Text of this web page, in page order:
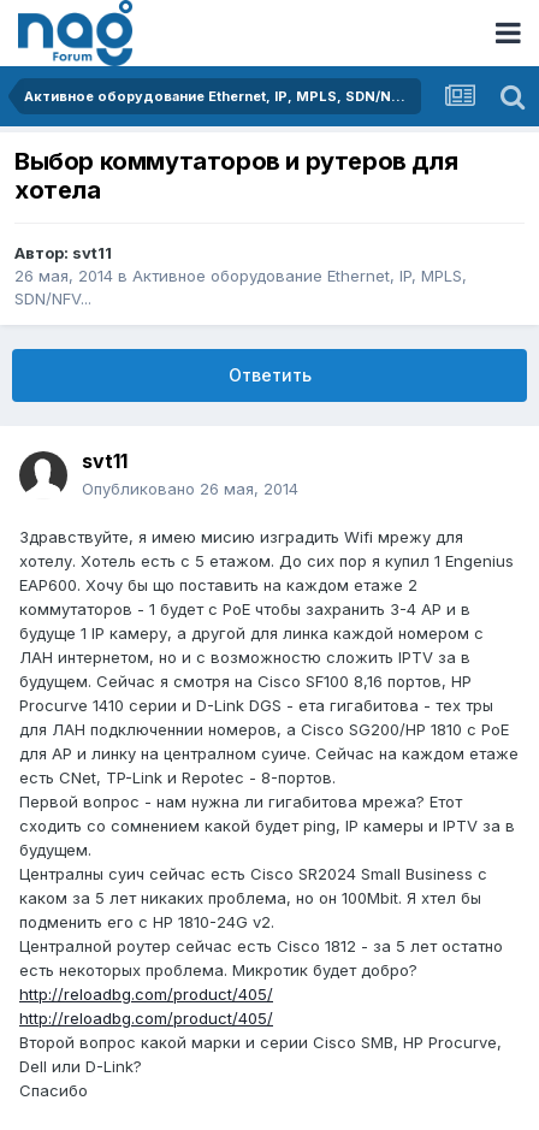
Активное оборудование Ethernet, IP, MPLS, SDN/NFV...
Выбор коммутаторов и рутеров для
хотела
Автор: svt11
26 мая, 2014 в Активное оборудование Ethernet, IP, MPLS,
SDN/NFV...
Ответить
svt11
Опубликовано 26 мая, 2014
Здравствуйте, я имею мисию изградить Wifi мрежу для
хотелу. Хотель есть с 5 етажом. До сих пор я купил 1 Engenius
EAP600. Хочу бы що поставить на каждом етаже 2
коммутаторов - 1 будет с PoE чтобы захранить 3-4 AP и в
будуще 1 IP камеру, а другой для линка каждой номером с
ЛАН интернетом, но и с возможностю сложить IPTV за в
будущем. Сейчас я смотря на Cisco SF100 8,16 портов, HP
Procurve 1410 серии и D-Link DGS - ета гигабитова - тех тры
для ЛАН подключеннии номеров, а Cisco SG200/HP 1810 с PoE
для AP и линку на централном суиче. Сейчас на каждом етаже
есть CNet, TP-Link и Repotec - 8-портов.
Первой вопрос - нам нужна ли гигабитова мрежа? Етот
сходить со сомнением какой будет ping, IP камеры и IPTV за в
будущем.
Централны суич сейчас есть Cisco SR2024 Small Business с
каком за 5 лет никаких проблема, но он 100Mbit. Я хтел бы
подменить его с HP 1810-24G v2.
Централной роутер сейчас есть Cisco 1812 - за 5 лет остатно
есть некоторых проблема. Микротик будет добро?
http://reloadbg.com/product/405/
http://reloadbg.com/product/405/
Второй вопрос какой марки и серии Cisco SMB, HP Procurve,
Dell или D-Link?
Спасибо